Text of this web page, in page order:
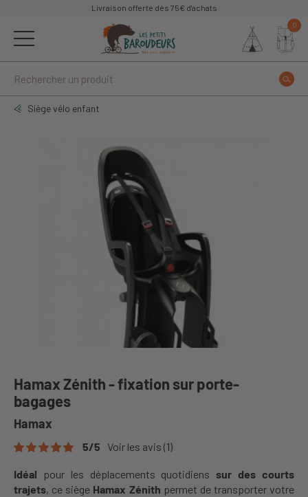
Livraison offerte dès 75€ d'achats
0
Siège vélo enfant
Hamax Zénith - fixation sur porte-
bagages
Hamax
5/5 Voir les avis (1)
Idéal pour les déplacements quotidienssur des courts
trajets, ce siège Hamax Zénith permet de transporter votre